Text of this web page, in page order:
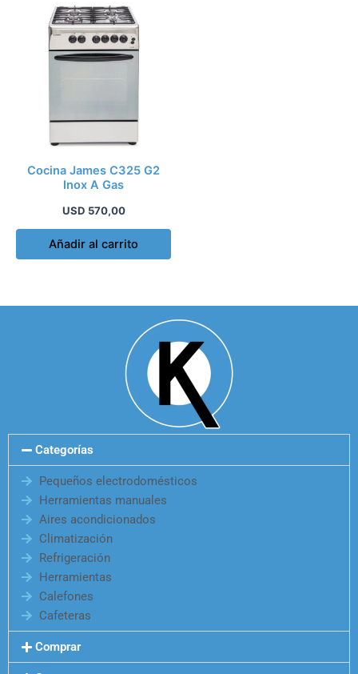
Cocina James C325 G2
Inox A Gas
USD 570,00
Añadir al carrito
Categorías
Pequeños electrodomésticos
Herramientas manuales
Aires acondicionados
Climatización
Refrigeración
Herramientas
Calefones
Cafeteras
Comprar